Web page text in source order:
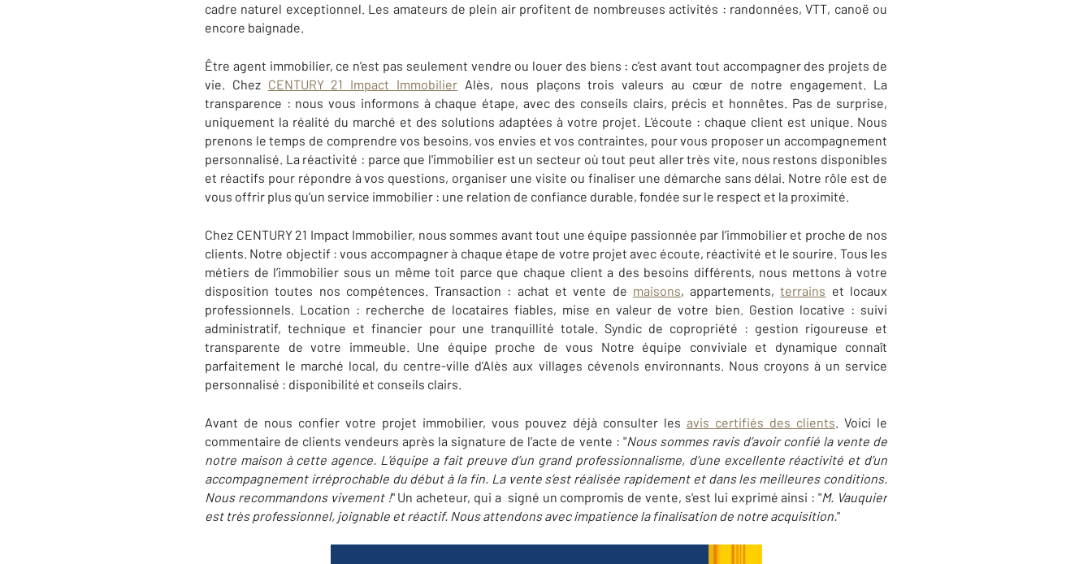
cadre naturel exceptionnel. Les amateurs de plein air profitent de nombreuses activités : randonnées, VTT, canoë ou
encore baignade.
Être agent immobilier, ce n’est pas seulement vendre ou louer des biens : c’est avant tout accompagner des projets de
vie. Chez CENTURY 21 Impact Immobilier Alès, nous plaçons trois valeurs au cœur de notre engagement. La
transparence : nous vous informons à chaque étape, avec des conseils clairs, précis et honnêtes. Pas de surprise,
uniquement la réalité du marché et des solutions adaptées à votre projet. L'écoute : chaque client est unique. Nous
prenons le temps de comprendre vos besoins, vos envies et vos contraintes, pour vous proposer un accompagnement
personnalisé. La réactivité : parce que l'immobilier est un secteur où tout peut aller très vite, nous restons disponibles
et réactifs pour répondre à vos questions, organiser une visite ou finaliser une démarche sans délai. Notre rôle est de
vous offrir plus qu’un service immobilier : une relation de confiance durable, fondée sur le respect et la proximité.
Chez CENTURY 21 Impact Immobilier, nous sommes avant tout une équipe passionnée par l’immobilier et proche de nos
clients. Notre objectif : vous accompagner à chaque étape de votre projet avec écoute, réactivité et le sourire. Tous les
métiers de l’immobilier sous un même toit parce que chaque client a des besoins différents, nous mettons à votre
disposition toutes nos compétences. Transaction : achat et vente de maisons, appartements,terrains et locaux
professionnels. Location : recherche de locataires fiables, mise en valeur de votre bien. Gestion locative : suivi
administratif, technique et financier pour une tranquillité totale. Syndic de copropriété : gestion rigoureuse et
transparente de votre immeuble. Une équipe proche de vous Notre équipe conviviale et dynamique connaît
parfaitement le marché local, du centre-ville d’Alès aux villages cévenols environnants. Nous croyons à un service
personnalisé : disponibilité et conseils clairs.
Avant de nous confier votre projet immobilier, vous pouvez déjà consulter les avis certifiés des clients. Voici le
commentaire de clients vendeurs après la signature de l'acte de vente : "Nous sommes ravis d’avoir confié la vente de
notre maison à cette agence. L’équipe a fait preuve d’un grand professionnalisme, d’une excellente réactivité et d’un
accompagnement irréprochable du début à la fin. La vente s’est réalisée rapidement et dans les meilleures conditions.
Nous recommandons vivement !" Un acheteur, qui a signé un compromis de vente, s'est lui exprimé ainsi : "M. Vauquier
est très professionnel, joignable et réactif. Nous attendons avec impatience la finalisation de notre acquisition."